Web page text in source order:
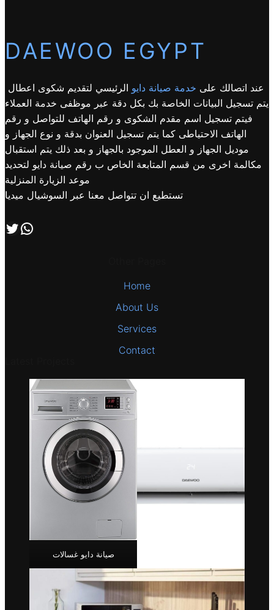
DAEWOO EGYPT
عند اتصالك على خدمة صيانة دايو الرئيسي لتقديم شكوى اعطال
يتم تسجيل البيانات الخاصة بك بكل دقة عبر موظفى خدمة العملاء
فيتم تسجيل اسم مقدم الشكوى و رقم الهاتف للتواصل و رقم
الهاتف الاحتياطى كما يتم تسجيل العنوان بدقة و نوع الجهاز و
موديل الجهاز و العطل الموجود بالجهاز و بعد ذلك يتم استقبال
مكالمة اخرى من قسم المتابعة الخاص ب رقم صيانة دايو لتحديد
موعد الزيارة المنزلية
تستطيع ان تتواصل معنا عبر السوشيال ميديا
تابعنا علي صفحة التويتر اتصل بنا علي طريق الوتساب
Home
About Us
Services
Contact
صيانة دايو غسالات